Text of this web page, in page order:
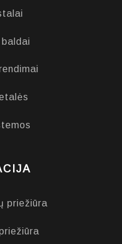
priežiūra